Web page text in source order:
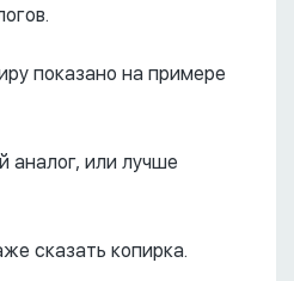
показано на примере
аналог, или лучше
сказать копирка.